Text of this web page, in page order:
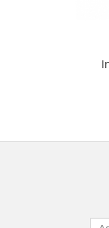
Imbracaminte
Imbracaminte si
Gaming, Carti &
Birotica &